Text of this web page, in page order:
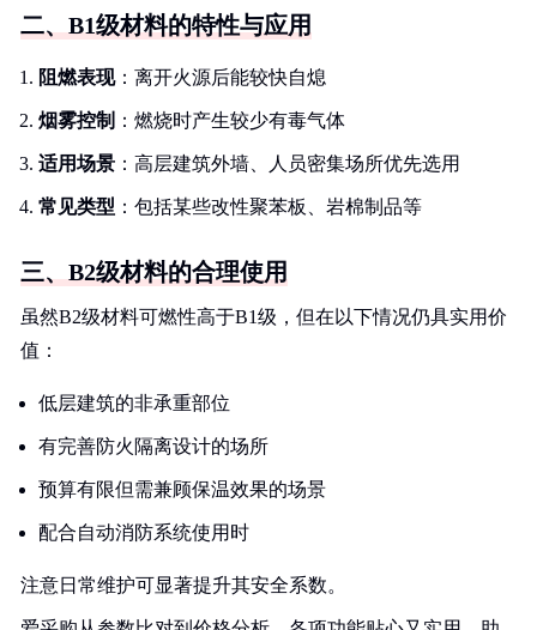
二、B1级材料的特性与应用
阻燃表现：离开火源后能较快自熄
烟雾控制 ：燃烧时产生较少有毒气体
适用场景 ：高层建筑外墙、人员密集场所优先选用
常见类型 ：包括某些改性聚苯板、岩棉制品等
三、B2级材料的合理使用
虽然B2级材料可燃性高于B1级，但在以下情况仍具实用价
值：
低层建筑的非承重部位
有完善防火隔离设计的场所
预算有限但需兼顾保温效果的场景
配合自动消防系统使用时
注意日常维护可显著提升其安全系数。